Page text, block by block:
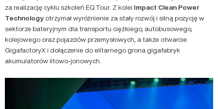
za realizację cyklu szkoleń EQ Tour. Z kolei Impact Clean Power
Technology otrzymał wyróżnienie za stały rozwój i silną pozycję w
sektorze bateryjnym dla transportu ciężkiego, autobusowego,
kolejowego oraz pojazdów przemysłowych, a także otwarcie
GigafactoryX i dołączenie do elitarnego grona gigafabryk
akumulatorów litowo-jonowych.